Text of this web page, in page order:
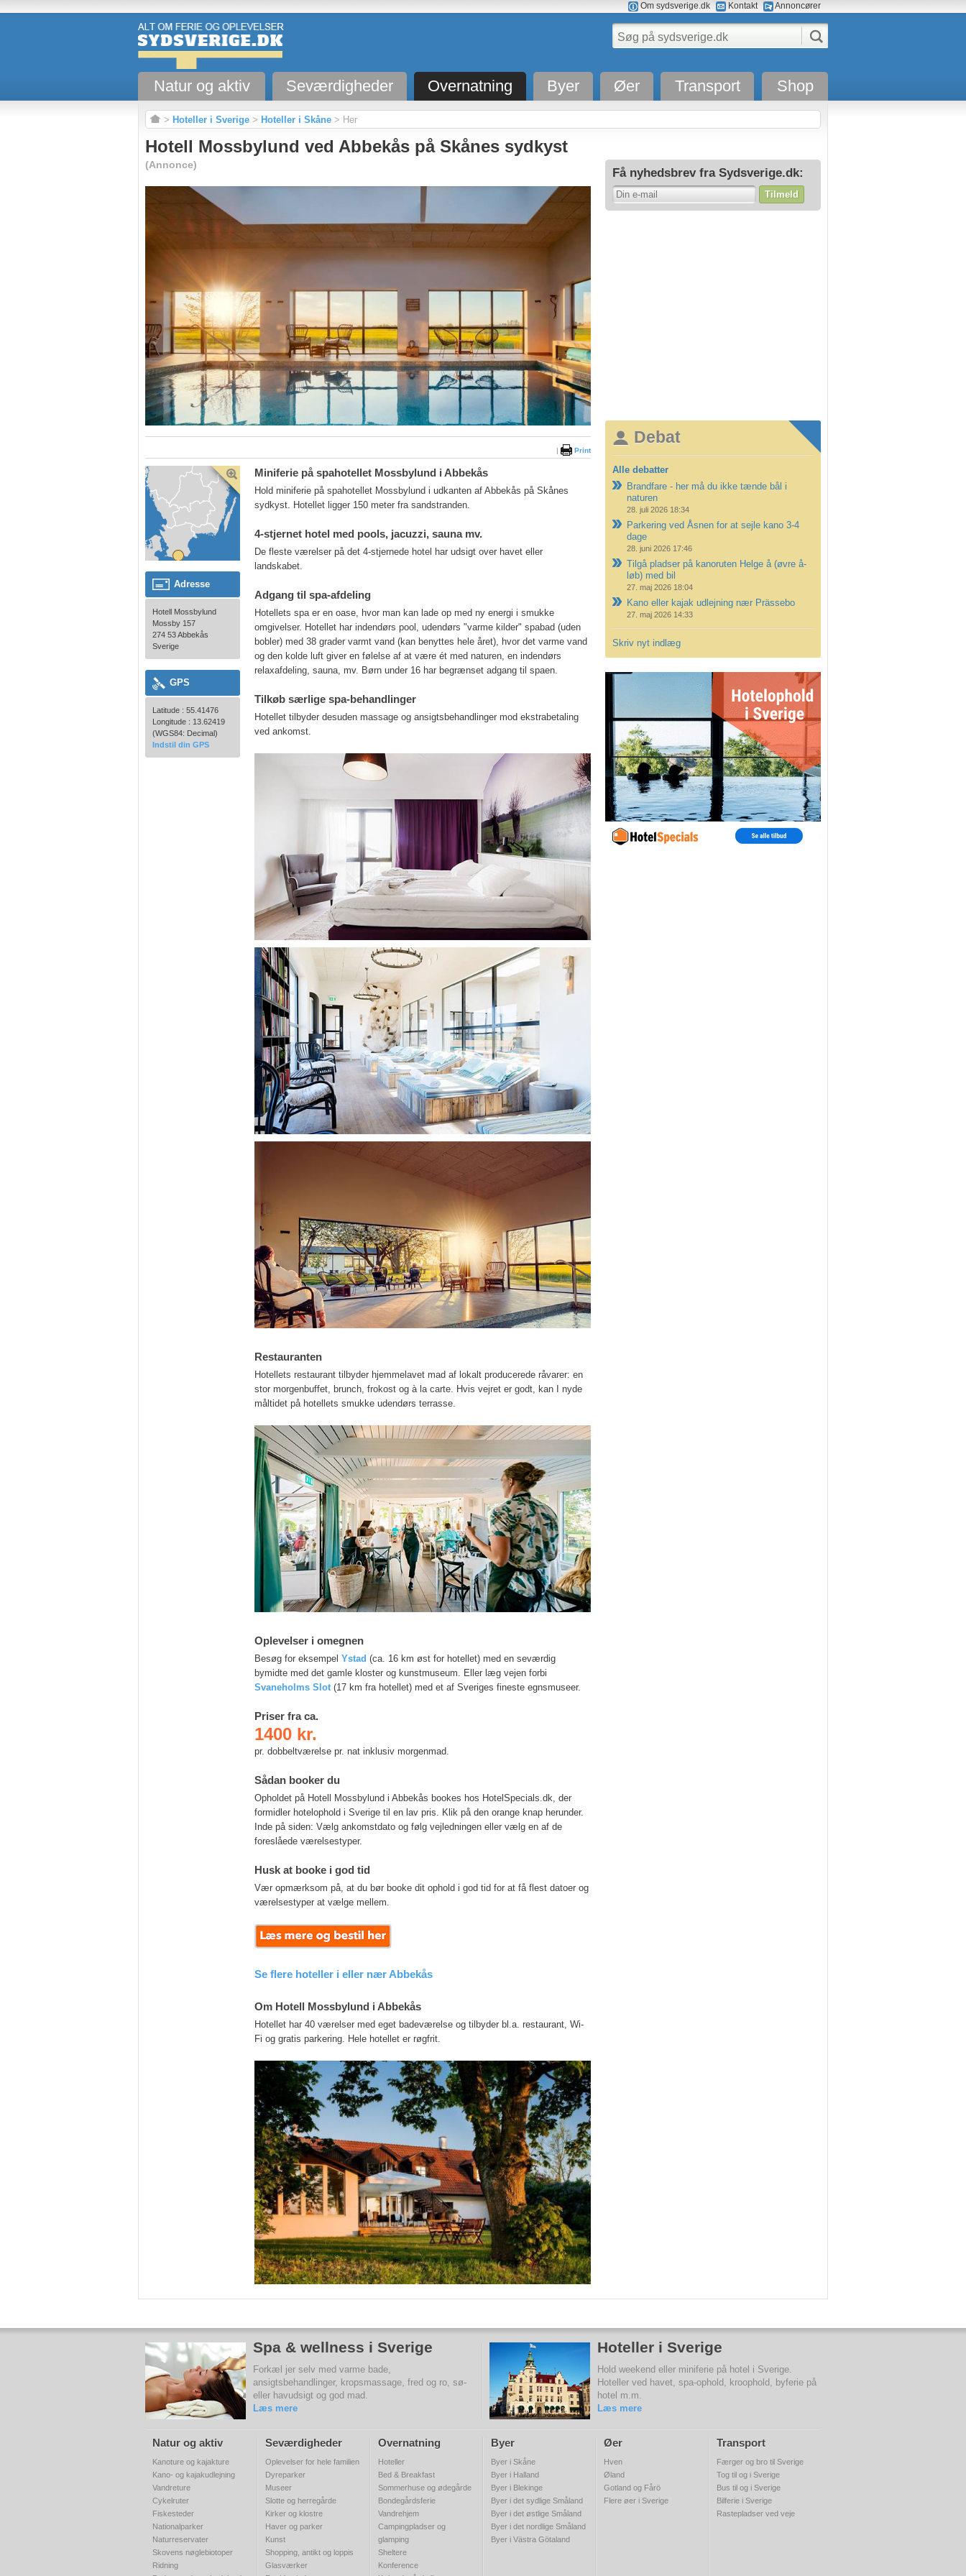
Om sydsverige.dk Kontakt Annoncører
Natur og aktiv Seværdigheder Overnatning Byer Øer Transport Shop
> Hoteller i Sverige > Hoteller i Skåne > Her
Få nyhedsbrev fra Sydsverige.dk:
Tilmeld
Debat
Alle debatter
Brandfare - her må du ikke tænde bål i
naturen
28. juli 2026 18:34
Parkering ved Åsnen for at sejle kano 3-4
dage
28. juni 2026 17:46
Tilgå pladser på kanoruten Helge å (øvre å-
løb) med bil
27. maj 2026 18:04
Kano eller kajak udlejning nær Prässebo
27. maj 2026 14:33
Skriv nyt indlæg
Hotell Mossbylund ved Abbekås på Skånes sydkyst
(Annonce)
| Print
Adresse
Hotell Mossbylund
Mossby 157
274 53 Abbekås
Sverige
GPS
Latitude : 55.41476
Longitude : 13.62419
(WGS84: Decimal)
Indstil din GPS
Miniferie på spahotellet Mossbylund i Abbekås
Hold miniferie på spahotellet Mossbylund i udkanten af Abbekås på Skånes
sydkyst. Hotellet ligger 150 meter fra sandstranden.
4-stjernet hotel med pools, jacuzzi, sauna mv.
De fleste værelser på det 4-stjernede hotel har udsigt over havet eller
landskabet.
Adgang til spa-afdeling
Hotellets spa er en oase, hvor man kan lade op med ny energi i smukke
omgivelser. Hotellet har indendørs pool, udendørs "varme kilder" spabad (uden
bobler) med 38 grader varmt vand (kan benyttes hele året), hvor det varme vand
og den kolde luft giver en følelse af at være ét med naturen, en indendørs
relaxafdeling, sauna, mv. Børn under 16 har begrænset adgang til spaen.
Tilkøb særlige spa-behandlinger
Hotellet tilbyder desuden massage og ansigtsbehandlinger mod ekstrabetaling
ved ankomst.
Restauranten
Hotellets restaurant tilbyder hjemmelavet mad af lokalt producerede råvarer: en
stor morgenbuffet, brunch, frokost og à la carte. Hvis vejret er godt, kan I nyde
måltidet på hotellets smukke udendørs terrasse.
Oplevelser i omegnen
Besøg for eksempel Ystad (ca. 16 km øst for hotellet) med en seværdig
bymidte med det gamle kloster og kunstmuseum. Eller læg vejen forbi
Svaneholms Slot(17 km fra hotellet) med et af Sveriges fineste egnsmuseer.
Priser fra ca.
1400 kr.
pr. dobbeltværelse pr. nat inklusiv morgenmad.
Sådan booker du
Opholdet på Hotell Mossbylund i Abbekås bookes hos HotelSpecials.dk, der
formidler hotelophold i Sverige til en lav pris. Klik på den orange knap herunder.
Inde på siden: Vælg ankomstdato og følg vejledningen eller vælg en af de
foreslåede værelsestyper.
Husk at booke i god tid
Vær opmærksom på, at du bør booke dit ophold i god tid for at få flest datoer og
værelsestyper at vælge mellem.
Se flere hoteller i eller nær Abbekås
Om Hotell Mossbylund i Abbekås
Hotellet har 40 værelser med eget badeværelse og tilbyder bl.a. restaurant, Wi-
Fi og gratis parkering. Hele hotellet er røgfrit.
Spa & wellness i Sverige
Forkæl jer selv med varme bade,
ansigtsbehandlinger, kropsmassage, fred og ro, sø-
eller havudsigt og god mad.
Læs mere
Hoteller i Sverige
Hold weekend eller miniferie på hotel i Sverige.
Hoteller ved havet, spa-ophold, kroophold, byferie på
hotel m.m.
Læs mere
Natur og aktiv
Kanoture og kajakture
Kano- og kajakudlejning
Vandreture
Cykelruter
Fiskesteder
Nationalparker
Naturreservater
Skovens nøglebiotoper
Ridning
Seværdigheder
Oplevelser for hele familien
Dyreparker
Museer
Slotte og herregårde
Kirker og klostre
Haver og parker
Kunst
Shopping, antikt og loppis
Glasværker
Overnatning
Hoteller
Bed & Breakfast
Sommerhuse og ødegårde
Bondegårdsferie
Vandrehjem
Campingpladser og
glamping
Sheltere
Konference
Byer
Byer i Skåne
Byer i Halland
Byer i Blekinge
Byer i det sydlige Småland
Byer i det østlige Småland
Byer i det nordlige Småland
Byer i Västra Götaland
Øer
Hven
Øland
Gotland og Fårö
Flere øer i Sverige
Transport
Færger og bro til Sverige
Tog til og i Sverige
Bus til og i Sverige
Bilferie i Sverige
Rastepladser ved veje